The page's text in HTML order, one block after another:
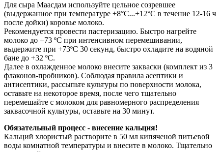
Для сыра Маасдам используйте цельное созревшее
(выдержанное при температуре +8°C...+12°С в течение 12-16 ч
после дойки) коровье молоко.
Рекомендуется провести пастеризацию. Быстро нагрейте
молоко до +73 ºС при интенсивном перемешивании,
выдержите при +73ºС 30 секунд, быстро охладите на водяной
бане до +32 ºС.
Далее в охлажденное молоко внесите закваски (комплект из 3
флаконов-пробников). Соблюдая правила асептики и
антисептики, рассыпьте культуры по поверхности молока,
оставьте на некоторое время, после чего тщательно
перемешайте с молоком для равномерного распределения
заквасочной культуры, оставьте на 30 минут.
Обязательный процесс - внесение кальция!
Кальций хлористый растворите в 50 мл кипяченой питьевой
воды комнатной температуры и внесите в молоко. Тщательно